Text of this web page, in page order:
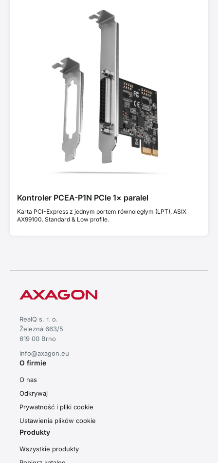
Kontroler PCEA-P1N PCIe 1× paralel
Karta PCI-Express z jednym portem równoległym (LPT). ASIX
AX99100. Standard & Low profile.
RealQ s. r. o.
Železná 663/5
619 00 Brno
info@axagon.eu
O firmie
O nas
Odkrywaj
Prywatność i pliki cookie
Ustawienia plików cookie
Produkty
Wszystkie produkty